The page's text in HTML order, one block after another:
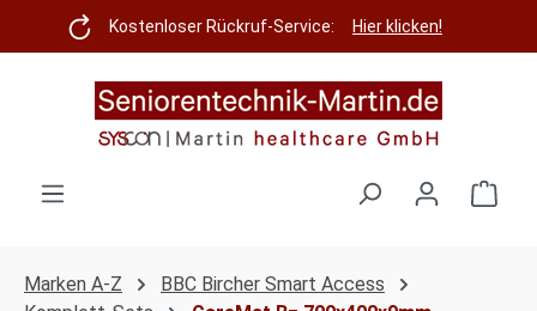
Zum Hauptinhalt springen
Kostenloser Rückruf-Service: Hier klicken!
Marken A-Z
BBC Bircher Smart Access